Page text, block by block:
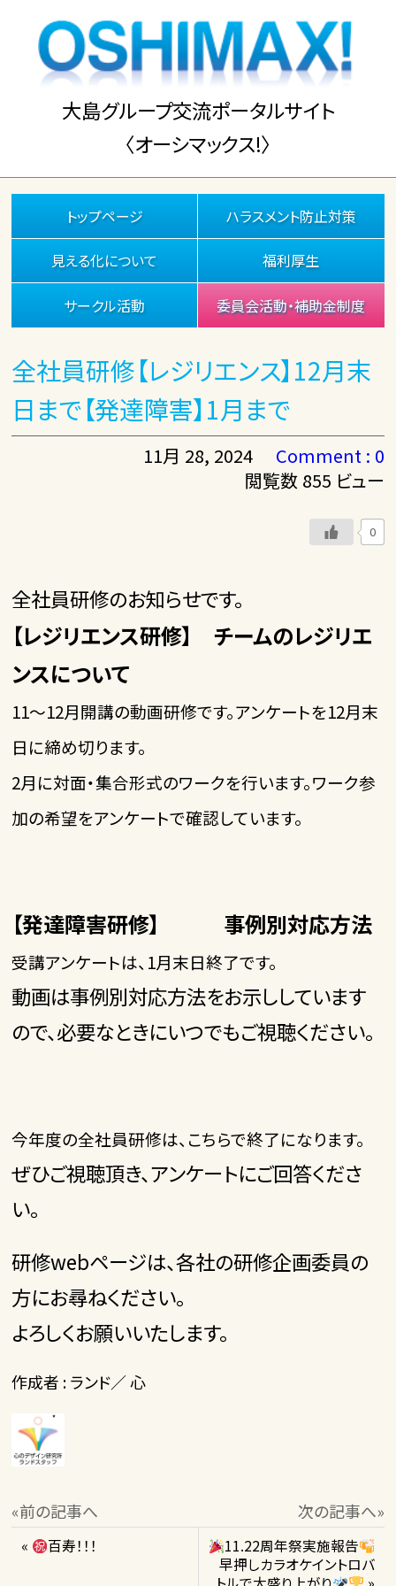
大島グループ交流ポータルサイト
〈オーシマックス!〉
トップページ ハラスメント防止対策
見える化について 福利厚生
サークル活動 委員会活動・補助金制度
全社員研修【レジリエンス】12月末
日まで【発達障害】1月まで
11月 28, 2024
Comment : 0
閲覧数 855 ビュー
0
全社員研修のお知らせです。
【レジリエンス研修】 チームのレジリエ
ンスについて
11～12月開講の動画研修です。アンケートを12月末
日に締め切ります。
2月に対面・集合形式のワークを行います。ワーク参
加の希望をアンケートで確認しています。
【発達障害研修】 事例別対応方法
受講アンケートは、1月末日終了です。
動画は事例別対応方法をお示ししています
ので、必要なときにいつでもご視聴ください。
今年度の全社員研修は、こちらで終了になります。
ぜひご視聴頂き、アンケートにご回答くださ
い。
研修webページは、各社の研修企画委員の
方にお尋ねください。
よろしくお願いいたします。
作成者 : ランド／ 心
«前の記事へ 次の記事へ»
« 百寿！！！
11.22周年祭実施報告
早押しカラオケイントロバ